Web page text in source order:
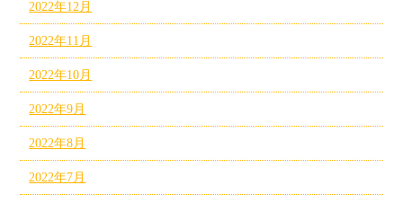
2022年12月
2022年11月
2022年10月
2022年9月
2022年8月
2022年7月